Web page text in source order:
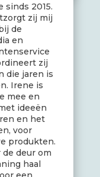
sinds 2015.
zij mij
de
en
zij
die jaren is
Irene is
mee en
ideeën
en het
voor
produkten.
deur om
haal